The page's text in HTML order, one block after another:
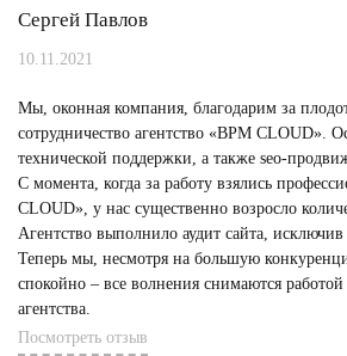
Сергей Павлов
10.11.2021
Мы, оконная компания, благодарим за
сотрудничество агентство «BPM CLOUD».
технической поддержки, а также seo-
С момента, когда за работу взялись
CLOUD», у нас существенно возросло
Агентство выполнило аудит сайта, исключив
Теперь мы, несмотря на большую
спокойно – все волнения снимаются работой
агентства.
Посмотреть отзыв